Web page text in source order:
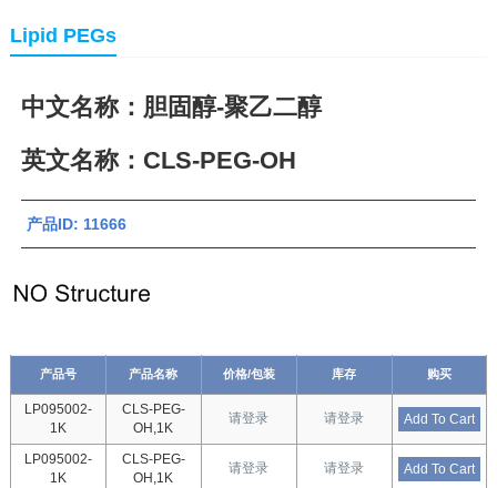
Lipid PEGs
中文名称：胆固醇-聚乙二醇
英文名称：CLS-PEG-OH
产品ID: 11666
产品号 产品名称 价格/包装 库存 购买
LP095002-
1K
CLS-PEG-
OH,1K
请登录 请登录 Add To Cart
LP095002-
1K
CLS-PEG-
OH,1K
请登录 请登录 Add To Cart